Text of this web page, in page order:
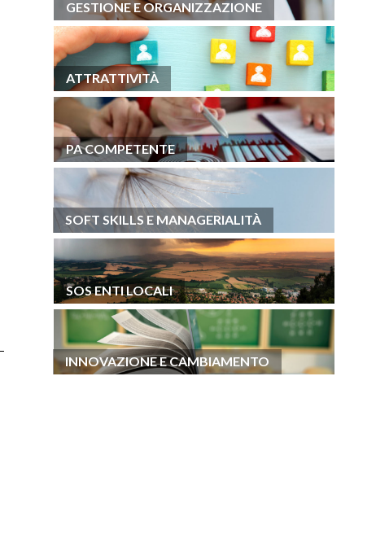
GESTIONE E ORGANIZZAZIONE
ATTRATTIVITÀ
PA COMPETENTE
SOFT SKILLS E MANAGERIALITÀ
SOS ENTI LOCALI
INNOVAZIONE E CAMBIAMENTO